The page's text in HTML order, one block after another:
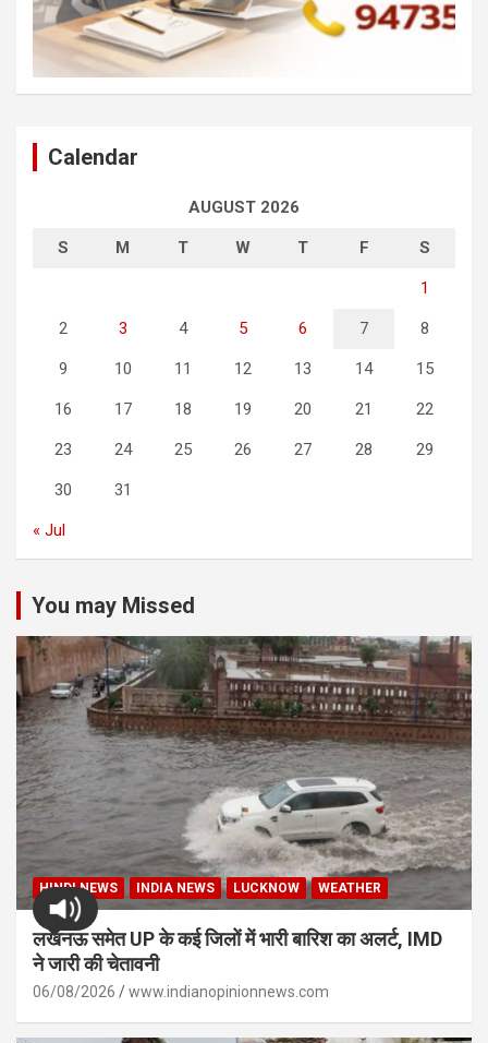
Calendar
AUGUST 2026
S M T W T F S
1
2 3 4 5 6 7 8
9 10 11 12 13 14 15
16 17 18 19 20 21 22
23 24 25 26 27 28 29
30 31
« Jul
You may Missed
HINDI NEWS INDIA NEWS LUCKNOW WEATHER
लखनऊ समेत UP के कई जिलों में भारी बारिश का अलर्ट, IMD
ने जारी की चेतावनी
06/08/2026 www.indianopinionnews.com